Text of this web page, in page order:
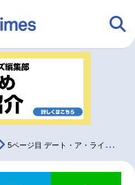
アニメ
5ページ目 デート・ア・ライブIVの画像をまとめました